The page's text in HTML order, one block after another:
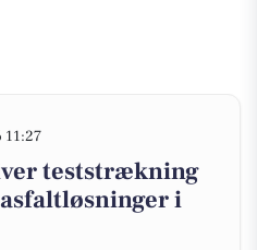
teststrækning
i